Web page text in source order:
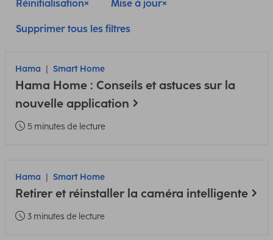
Réinitialisation Mise à jour
Supprimer tous les filtres
Hama Smart Home
Hama Home : Conseils et astuces sur la
nouvelle application
5 minutes de lecture
Hama Smart Home
Retirer et réinstaller la caméra intelligente
3 minutes de lecture